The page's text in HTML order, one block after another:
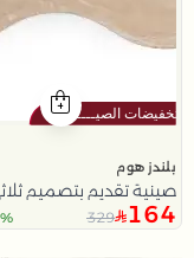
بلندز هوم
صينية تقديم بتصميم
164
329